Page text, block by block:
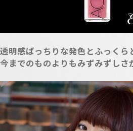
透明感ばっちりな発色とふっく
今までのものよりもみずみずし